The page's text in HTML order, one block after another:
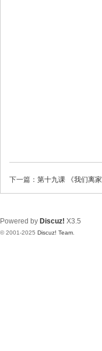
下一篇： 第十九课 《我们离
Powered by Discuz! X3.5
© 2001-2025 Discuz! Team